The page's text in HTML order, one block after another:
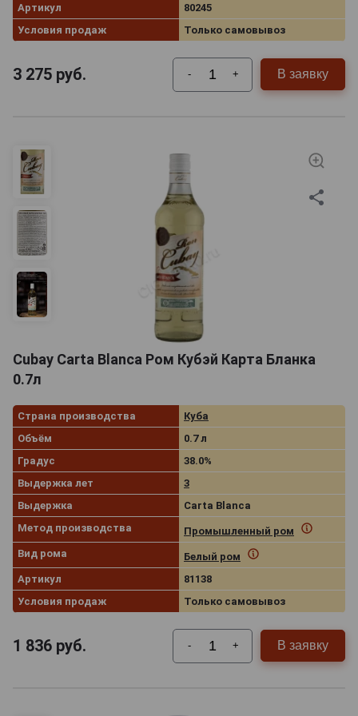
Артикул
80245
Условия продаж
Только самовывоз
3 275 руб. - + В заявку
Cubay Carta Blanca Ром Кубэй Карта Бланка
0.7л
Страна производства
Куба
Объём
0.7 л
Градус
38.0%
Выдержка лет
3
Выдержка
Carta Blanca
Метод производства
Промышленный ром
Вид рома
Белый ром
Артикул
81138
Условия продаж
Только самовывоз
1 836 руб. - + В заявку